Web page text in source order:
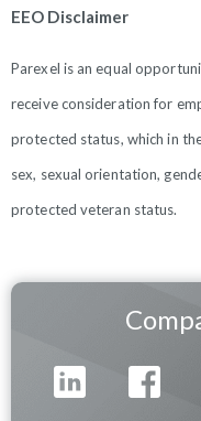
EEO Disclaimer
Parexel is an equal
receive consideration for
protected status, which in
sex, sexual orientation,
protected veteran status.